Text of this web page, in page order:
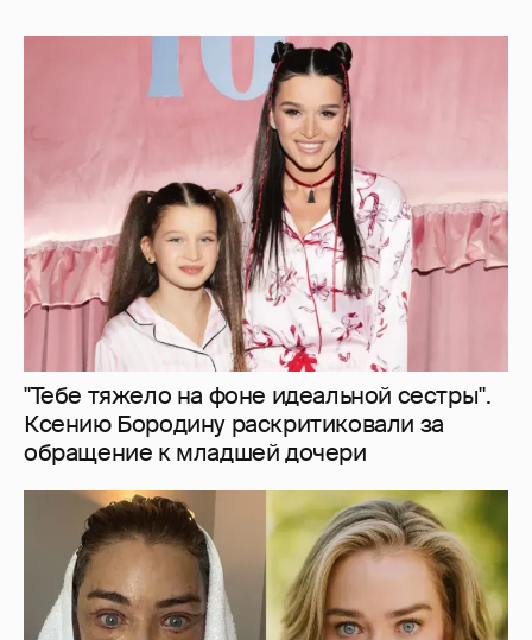
"Тебе тяжело на фоне идеальной сестры".
Ксению Бородину раскритиковали за
обращение к младшей дочери